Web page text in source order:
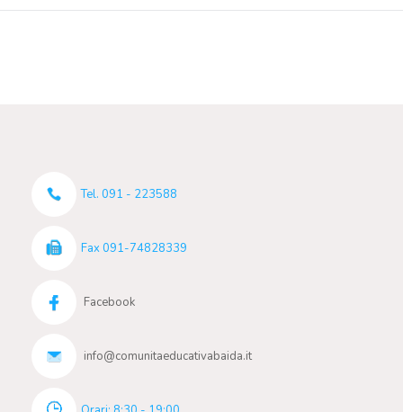
Tel. 091 - 223588
Fax 091-74828339
Facebook
info@comunitaeducativabaida.it